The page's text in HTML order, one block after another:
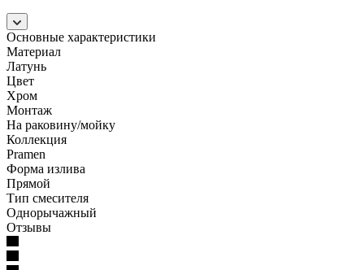
Основные характеристики
Материал
Латунь
Цвет
Хром
Монтаж
На раковину/мойку
Коллекция
Pramen
Форма излива
Прямой
Тип смесителя
Однорычажный
Отзывы